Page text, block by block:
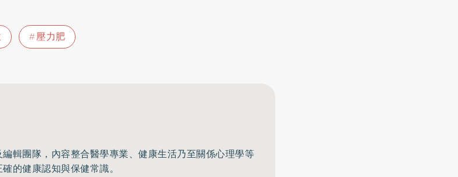
壓力肥
編輯團隊，內容整合醫學專業、健康生活乃至關係心理學等
的健康認知與保健常識。